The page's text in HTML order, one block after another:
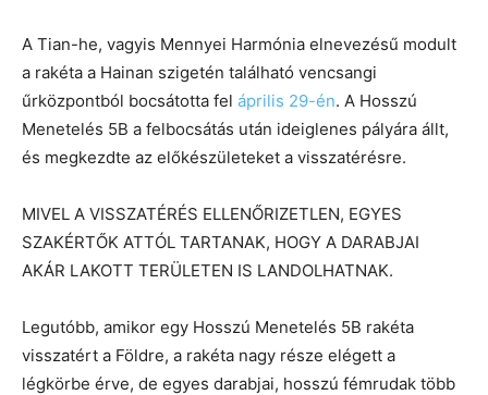
A Tian-he, vagyis Mennyei Harmónia elnevezésű modult
a rakéta a Hainan szigetén található vencsangi
űrközpontból bocsátotta fel április 29-én. A Hosszú
Menetelés 5B a felbocsátás után ideiglenes pályára állt,
és megkezdte az előkészületeket a visszatérésre.
MIVEL A VISSZATÉRÉS ELLENŐRIZETLEN, EGYES
SZAKÉRTŐK ATTÓL TARTANAK, HOGY A DARABJAI
AKÁR LAKOTT TERÜLETEN IS LANDOLHATNAK.
Legutóbb, amikor egy Hosszú Menetelés 5B rakéta
visszatért a Földre, a rakéta nagy része elégett a
légkörbe érve, de egyes darabjai, hosszú fémrudak több